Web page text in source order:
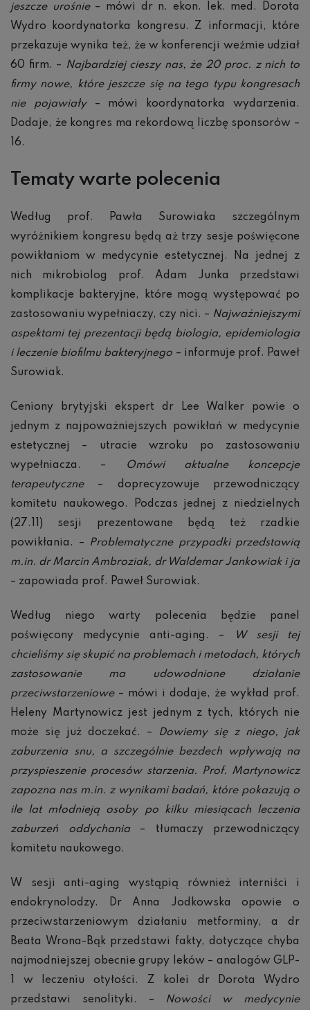
jeszcze urośnie– mówi dr n. ekon. lek. med. Dorota
Wydro koordynatorka kongresu. Z informacji, które
przekazuje wynika też, że w konferencji weźmie udział
60 firm. – Najbardziej cieszy nas, że 20 proc. z nich to
firmy nowe, które jeszcze się na tego typu kongresach
nie pojawiały– mówi koordynatorka wydarzenia.
Dodaje, że kongres ma rekordową liczbę sponsorów –
16.
Tematy warte polecenia
Według prof. Pawła Surowiaka szczególnym
wyróżnikiem kongresu będą aż trzy sesje poświęcone
powikłaniom w medycynie estetycznej. Na jednej z
nich mikrobiolog prof. Adam Junka przedstawi
komplikacje bakteryjne, które mogą występować po
zastosowaniu wypełniaczy, czy nici. – Najważniejszymi
aspektami tej prezentacji będą biologia, epidemiologia
i leczenie biofilmu bakteryjnego – informuje prof. Paweł
Surowiak.
Ceniony brytyjski ekspert dr Lee Walker powie o
jednym z najpoważniejszych powikłań w medycynie
estetycznej – utracie wzroku po zastosowaniu
wypełniacza. –
Omówi aktualne koncepcje
terapeutyczne– doprecyzowuje przewodniczący
komitetu naukowego. Podczas jednej z niedzielnych
(27.11) sesji prezentowane będą też rzadkie
powikłania. –
Problematyczne przypadki przedstawią
m.in. dr Marcin Ambroziak, dr Waldemar Jankowiak i ja
– zapowiada prof. Paweł Surowiak.
Według niego warty polecenia będzie panel
poświęcony medycynie anti-aging. –
W sesji tej
chcieliśmy się skupić na problemach i metodach, których
zastosowanie ma udowodnione działanie
przeciwstarzeniowe– mówi i dodaje, że wykład prof.
Heleny Martynowicz jest jednym z tych, których nie
może się już doczekać. –
Dowiemy się z niego, jak
zaburzenia snu, a szczególnie bezdech wpływają na
przyspieszenie procesów starzenia. Prof. Martynowicz
zapozna nas m.in. z wynikami badań, które pokazują o
ile lat młodnieją osoby po kilku miesiącach leczenia
zaburzeń oddychania– tłumaczy przewodniczący
komitetu naukowego.
W sesji anti-aging wystąpią również interniści i
endokrynolodzy. Dr Anna Jodkowska opowie o
przeciwstarzeniowym działaniu metforminy, a dr
Beata Wrona-Bąk przedstawi fakty, dotyczące chyba
najmodniejszej obecnie grupy leków – analogów GLP-
1 w leczeniu otyłości. Z kolei dr Dorota Wydro
przedstawi senolityki. – Nowości w medycynie